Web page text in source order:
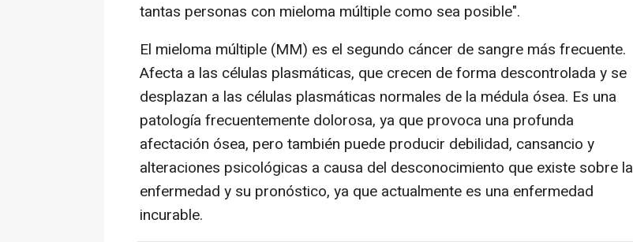
tantas personas con mieloma múltiple como sea posible".
El mieloma múltiple (MM) es el segundo cáncer de sangre más frecuente.
Afecta a las células plasmáticas, que crecen de forma descontrolada y se
desplazan a las células plasmáticas normales de la médula ósea. Es una
patología frecuentemente dolorosa, ya que provoca una profunda
afectación ósea, pero también puede producir debilidad, cansancio y
alteraciones psicológicas a causa del desconocimiento que existe sobre la
enfermedad y su pronóstico, ya que actualmente es una enfermedad
incurable.